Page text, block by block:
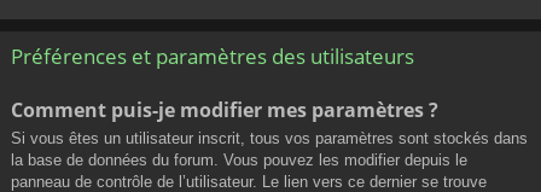
Préférences et paramètres des utilisateurs
Comment puis-je modifier mes paramètres ?
Si vous êtes un utilisateur inscrit, tous vos paramètres sont stockés dans
la base de données du forum. Vous pouvez les modifier depuis le
panneau de contrôle de l’utilisateur. Le lien vers ce dernier se trouve